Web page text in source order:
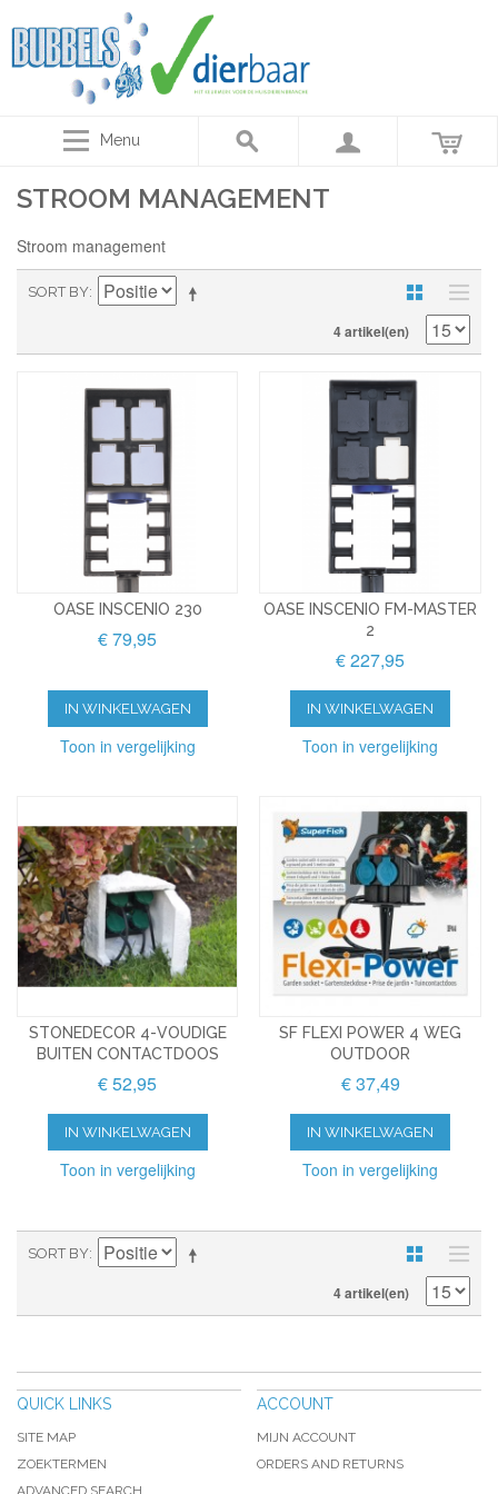
Menu
STROOM MANAGEMENT
Stroom management
SORT BY
4 artikel(en)
OASE INSCENIO 230
€ 79,95
IN WINKELWAGEN
Toon in vergelijking
OASE INSCENIO FM-MASTER
2
€ 227,95
IN WINKELWAGEN
Toon in vergelijking
STONEDECOR 4-VOUDIGE
BUITEN CONTACTDOOS
€ 52,95
IN WINKELWAGEN
Toon in vergelijking
SF FLEXI POWER 4 WEG
OUTDOOR
€ 37,49
IN WINKELWAGEN
Toon in vergelijking
SORT BY
4 artikel(en)
QUICK LINKS
SITE MAP
ZOEKTERMEN
ADVANCED SEARCH
ACCOUNT
MIJN ACCOUNT
ORDERS AND RETURNS